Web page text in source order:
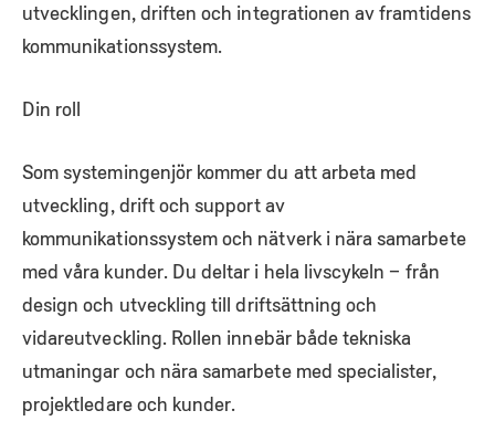
utvecklingen, driften och integrationen av framtidens
kommunikationssystem.
Din roll
Som systemingenjör kommer du att arbeta med
utveckling, drift och support av
kommunikationssystem och nätverk i nära samarbete
med våra kunder. Du deltar i hela livscykeln – från
design och utveckling till driftsättning och
vidareutveckling. Rollen innebär både tekniska
utmaningar och nära samarbete med specialister,
projektledare och kunder.